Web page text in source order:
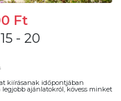
Ft
- 20
kiírásanak időpontjában
legjobb ajánlatokról, kövess minket